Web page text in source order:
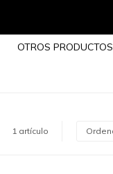
OTROS PRODUCTOS
1 artículo